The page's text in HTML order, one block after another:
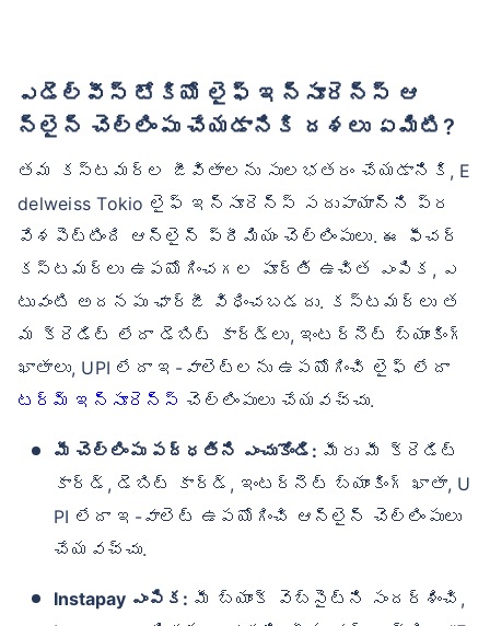
ఎడెల్వీస్ టోకియో లైఫ్ ఇన్సూరెన్స్ ఆ
న్‌లైన్ చెల్లింపు చేయడానికి దశలు ఏమిటి?
తమ కస్టమర్ల జీవితాలను సులభతరం చేయడానికి, E
delweiss Tokio లైఫ్ ఇన్సూరెన్స్ సదుపాయాన్ని ప్ర
వేశపెట్టింది ఆన్‌లైన్ ప్రీమియం చెల్లింపులు. ఈ ఫీచర్
కస్టమర్‌లు ఉపయోగించగల పూర్తి ఉచిత ఎంపిక, ఎ
టువంటి అదనపు ఛార్జీ విధించబడదు. కస్టమర్‌లు త
మ క్రెడిట్ లేదా డెబిట్ కార్డ్‌లు, ఇంటర్నెట్ బ్యాంకింగ్
ఖాతాలు, UPI లేదా ఇ-వాలెట్‌లను ఉపయోగించి లైఫ్ లేదా
టర్మ్ ఇన్సూరెన్స్ చెల్లింపులు చేయవచ్చు.
మీ చెల్లింపు పద్ధతిని ఎంచుకోండి: మీరు మీ క్రెడిట్
కార్డ్, డెబిట్ కార్డ్, ఇంటర్నెట్ బ్యాంకింగ్ ఖాతా, U
PI లేదా ఇ-వాలెట్ ఉపయోగించి ఆన్‌లైన్ చెల్లింపులు
చేయవచ్చు.
Instapay ఎంపిక: మీ బ్యాంక్ వెబ్‌సైట్‌ని సందర్శించి,